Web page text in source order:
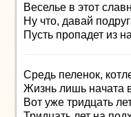
Веселье в этот
Ну что, давай
Пусть пропадет из
Средь пеленок,
Жизнь лишь начата
Вот уже тридцать